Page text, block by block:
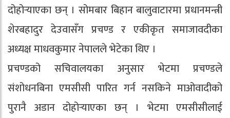
दोहोर्‍याएका छन् । सोमबार बिहान बालुवाटारमा प्रधानमन्त्री
शेरबहादुर देउवासँग प्रचण्ड र एकीकृत समाजावदीका
अध्यक्ष माधवकुमार नेपालले भेटेका थिए ।
प्रचण्डको सचिवालयका अनुसार भेटमा प्रचण्डले
संशोधनबिना एमसीसी पारित गर्न नसकिने माओवादीको
पुरानै अडान दोहोर्‍याएका छन् । भेटमा एमसीसीलाई